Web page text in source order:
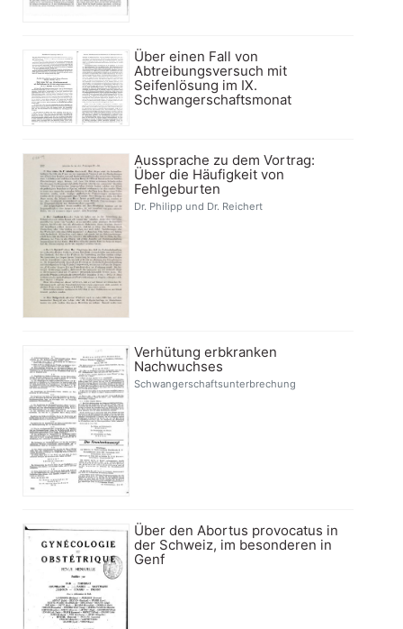
Über einen Fall von
Abtreibungsversuch mit
Seifenlösung im IX.
Schwangerschaftsmonat
Aussprache zu dem Vortrag:
Über die Häufigkeit von
Fehlgeburten
Dr. Philipp und Dr. Reichert
Verhütung erbkranken
Nachwuchses
Schwangerschaftsunterbrechung
Über den Abortus provocatus in
der Schweiz, im besonderen in
Genf